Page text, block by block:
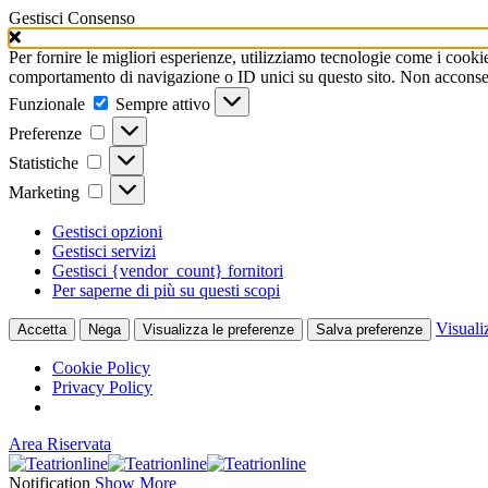
Gestisci Consenso
Per fornire le migliori esperienze, utilizziamo tecnologie come i
comportamento di navigazione o ID unici su questo sito. Non
Funzionale
Funzionale
Sempre attivo
Preferenze
Preferenze
Statistiche Statistiche
Marketing Marketing
Gestisci opzioni
Gestisci servizi
Gestisci {vendor_count} fornitori
Per saperne di più su questi scopi
Accetta Nega Visualizza le preferenze Salva preferenze
Cookie Policy
Privacy Policy
Area Riservata
Notification Show More